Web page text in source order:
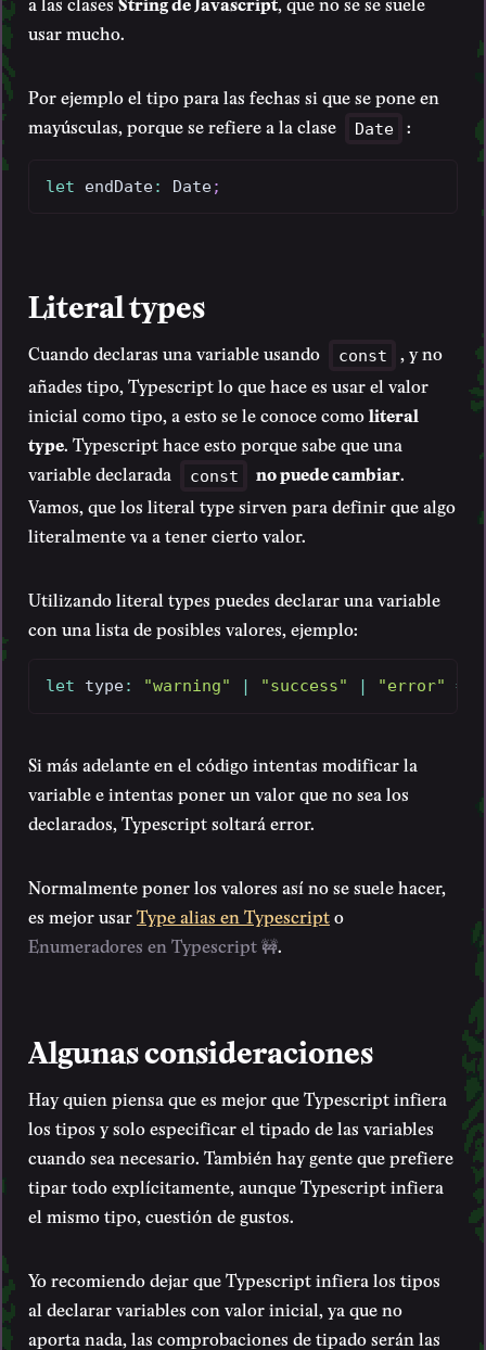
usar mucho.
Por ejemplo el tipo para las fechas si que se pone en
mayúsculas, porque se refiere a la clase
Date :
let endDate: Date;
Literal types
Cuando declaras una variable usando const
, y no
añades tipo, Typescript lo que hace es usar el valor
inicial como tipo, a esto se le conoce comoliteral
type. Typescript hace esto porque sabe que una
variable declarada
const no puede cambiar.
Vamos, que los literal type sirven para definir que algo
literalmente va a tener cierto valor.
Utilizando literal types puedes declarar una variable
con una lista de posibles valores, ejemplo:
let type: "warning" | "success" | "error" =
Si más adelante en el código intentas modificar la
variable e intentas poner un valor que no sea los
declarados, Typescript soltará error.
Normalmente poner los valores así no se suele hacer,
es mejor usarType alias en Typescripto
Enumeradores en Typescript 🚧.
Algunas consideraciones
Hay quien piensa que es mejor que Typescript infiera
los tipos y solo especificar el tipado de las variables
cuando sea necesario. También hay gente que prefiere
tipar todo explícitamente, aunque Typescript infiera
el mismo tipo, cuestión de gustos.
Yo recomiendo dejar que Typescript infiera los tipos
al declarar variables con valor inicial, ya que no
aporta nada, las comprobaciones de tipado serán las